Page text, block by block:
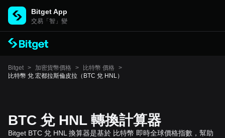
Bitget App
交易「智」變
Bitget > 加密貨幣價格 > 比特幣 價格
>
比特幣 兌 宏都拉斯倫皮拉（BTC 兌 HNL）
BTC 兌 HNL 轉換計算器
Bitget BTC 兌 HNL 換算器是基於 比特幣 即時全球價格指數，幫助